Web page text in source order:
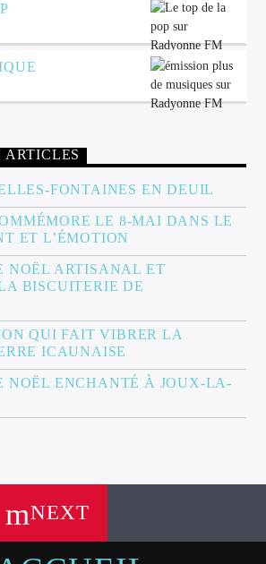
ARTICLES
FONTAINES EN DEUIL
LE 8-MAI DANS LE
ET L’ÉMOTION
NOËL ARTISANAL ET
BISCUITERIE DE
QUI FAIT VIBRER LA
ICAUNAISE
NOËL ENCHANTÉ À JOUX-LA-
NEXT